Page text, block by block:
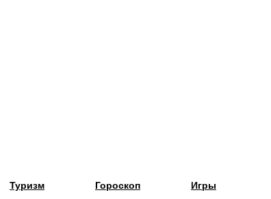
Туризм
Гороскоп
Игры